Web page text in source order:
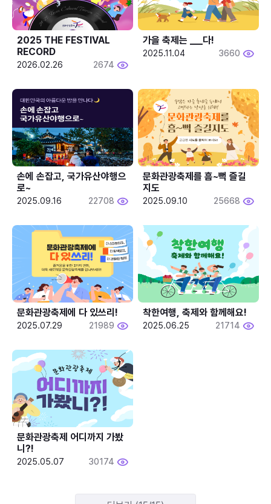
2025 THE FESTIVAL
RECORD
2026.02.26 2674
2025.11.04 3660
손에 손잡고, 국가유산야행으
로~
2025.09.16 22708
문화관광축제를 흠~뻑 즐길
지도
2025.09.10 25668
문화관광축제에 다 있쓰리!
2025.07.29 21989
착한여행, 축제와 함께해요!
2025.06.25 21714
문화관광축제 어디까지 가봤
니?!
2025.05.07 30174